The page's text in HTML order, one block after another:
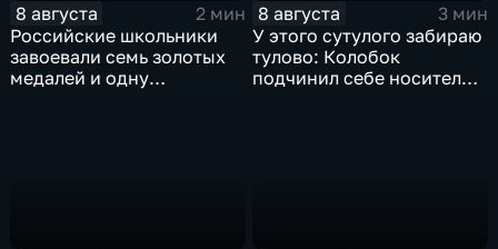
8 августа
2 мин
Российские школьники
завоевали семь золотых
медалей и одну
8 августа
3 мин
У этого сутулого забираю
тулово: Колобок
подчинил себе носителя в